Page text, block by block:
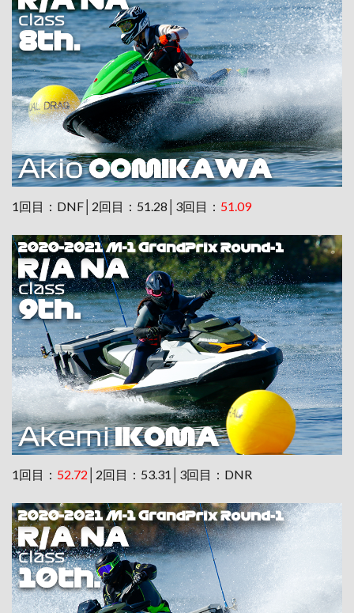
1回目：DNF│2回目：51.28│3回目： 51.09
1回目： 52.72 │2回目：53.31│3回目：DNR